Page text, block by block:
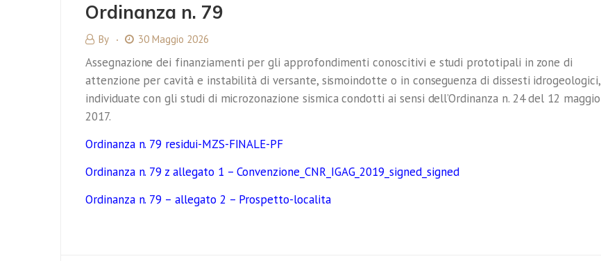
Ordinanza n. 79
By 30 Maggio 2026
Assegnazione dei finanziamenti per gli approfondimenti conoscitivi e studi prototipali in zone di
attenzione per cavità e instabilità di versante, sismoindotte o in conseguenza di dissesti idrogeologici,
individuate con gli studi di microzonazione sismica condotti ai sensi dell’Ordinanza n. 24 del 12 maggio
2017.
Ordinanza n. 79 residui-MZS-FINALE-PF
Ordinanza n. 79 z allegato 1 – Convenzione_CNR_IGAG_2019_signed_signed
Ordinanza n. 79 – allegato 2 – Prospetto-localita